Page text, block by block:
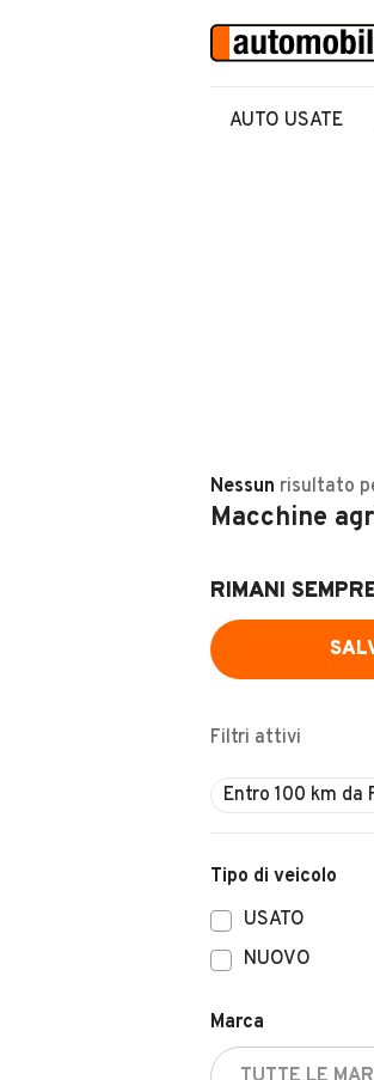
AUTO USATE
Nessun risultato
Macchine
RIMANI
Filtri attivi
Entro 100 km da
Tipo di veicolo
USATO
NUOVO
Marca